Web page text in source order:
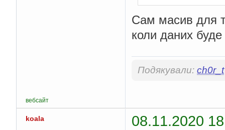
Сам масив для
коли даних буде
Подякували: ch0r_t
вебсайт
koala 08.11.2020